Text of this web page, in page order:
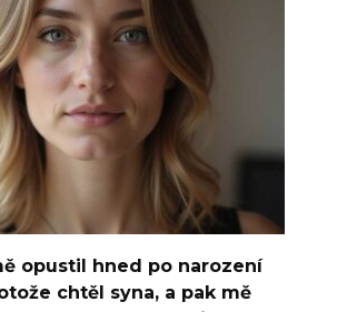
opustil hned po narození
chtěl syna, a pak mě